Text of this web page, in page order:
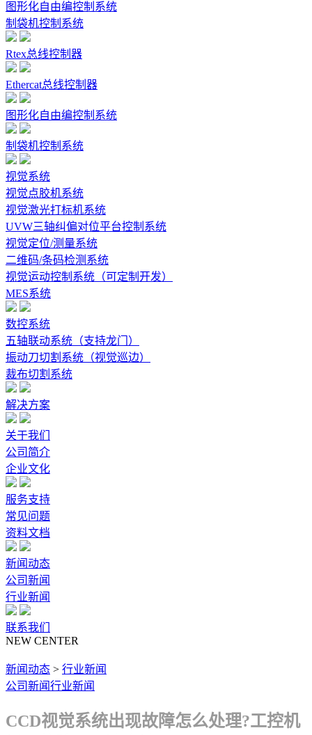
图形化自由编控制系统
制袋机控制系统
Rtex总线控制器
Ethercat总线控制器
图形化自由编控制系统
制袋机控制系统
视觉系统
视觉点胶机系统
视觉激光打标机系统
UVW三轴纠偏对位平台控制系统
视觉定位/测量系统
二维码/条码检测系统
视觉运动控制系统（可定制开发）
MES系统
数控系统
五轴联动系统（支持龙门）
振动刀切割系统（视觉巡边）
裁布切割系统
解决方案
关于我们
公司简介
企业文化
服务支持
常见问题
资料文档
新闻动态
公司新闻
行业新闻
联系我们
NEW CENTER
新闻动态 > 行业新闻
公司新闻行业新闻
CCD视觉系统出现故障怎么处理?工控机